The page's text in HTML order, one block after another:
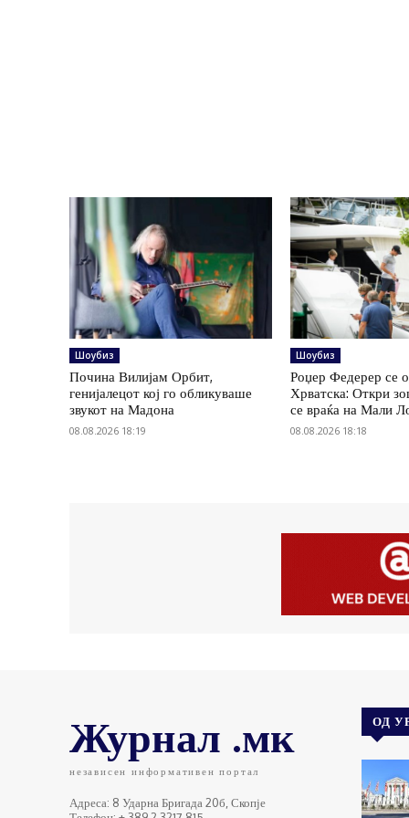
Шоубиз
Почина Вилијам Орбит,
генијалецот кој го обликуваше
звукот на Мадона
08.08.2026 18:19
Шоубиз
Роџер Федерер се
Хрватска: Откри
се враќа на
08.08.2026 18:18
Журнал .мк
независен информативен портал
Адреса: 8 Ударна Бригада 20б, Скопје
ОД